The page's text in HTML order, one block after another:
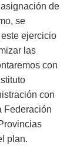
de
se
ejercicio
las
con
con
Federación
plan.